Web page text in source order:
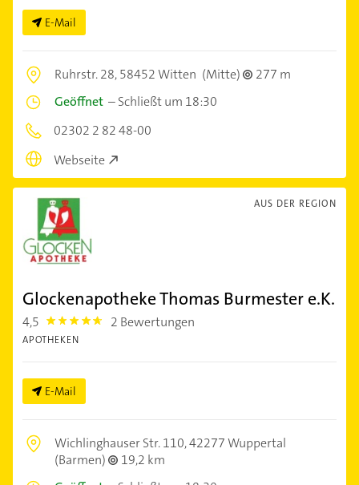
E-Mail
Ruhrstr. 28,58452 Witten (Mitte)
277 m
Geöffnet –Schließt um 18:30
02302 2 82 48-00
Webseite
AUS DER REGION
Glockenapotheke Thomas Burmester e.K.
4,5 4.5 2 Bewertungen
APOTHEKEN
E-Mail
Wichlinghauser Str. 110,42277 Wuppertal
(Barmen)
19,2 km